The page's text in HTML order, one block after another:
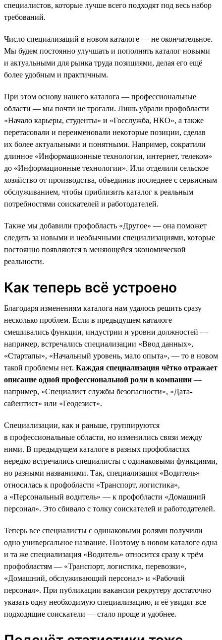
специалистов, которые лучше всего подходят под весь набор
требований.
Число специализаций в новом каталоге — не окончательное.
Мы будем постоянно улучшать и пополнять каталог новыми
и актуальными для рынка труда позициями, делая его ещё
более удобным и практичным.
При этом основу нашего каталога — профессиональные
области — мы почти не трогали. Лишь убрали профобласти
«Начало карьеры, студенты» и «Госслужба, НКО», а также
перетасовали и переименовали некоторые позиции, сделав
их более актуальными и понятными. Например, сократили
длинное «Информационные технологии, интернет, телеком»
до «Информационные технологии». Или отделили сельское
хозяйство от производства, объединив последнее с сервисным
обслуживанием, чтобы приблизить каталог к реальным
потребностями соискателей и работодателей.
Также мы добавили профобласть «Другое» — она поможет
следить за новыми и необычными специализациями, которые
постоянно появляются в меняющейся экономической
реальности.
Как теперь всё устроено
Благодаря изменениям каталога нам удалось решить сразу
несколько проблем. Если в предыдущем каталоге
смешивались функции, индустрии и уровни должностей —
например, встречались специализации «Ввод данных»,
«Стартапы», «Начальный уровень, мало опыта», — то в новом
такой проблемы нет. Каждая специализация чётко отражает
описание одной профессиональной роли в компании —
например, «Специалист службы безопасности», «Дата-
сайентист» или «Геодезист».
Специализации, как и раньше, группируются
в профессиональные области, но изменились связи между
ними. В предыдущем каталоге в разных профобластях
нередко встречались специалисты с одинаковыми функциями,
но разными названиями. Так, специализация «Водитель»
относилась к профобласти «Транспорт, логистика»,
а «Персональный водитель» — к профобласти «Домашний
персонал». Это сбивало с толку соискателей и работодателей.
Теперь все специалисты с одинаковыми ролями получили
одно универсальное название. Поэтому в новом каталоге одна
и та же специализация «Водитель» относится сразу к трём
профобластям — «Транспорт, логистика, перевозки»,
«Домашний, обслуживающий персонал» и «Рабочий
персонал». При публикации вакансии рекрутеру достаточно
указать одну необходимую специализацию, и её увидят все
подходящие соискатели — стало проще и удобнее.